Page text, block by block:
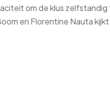
om de klus zelfstandig
en Florentine Nauta